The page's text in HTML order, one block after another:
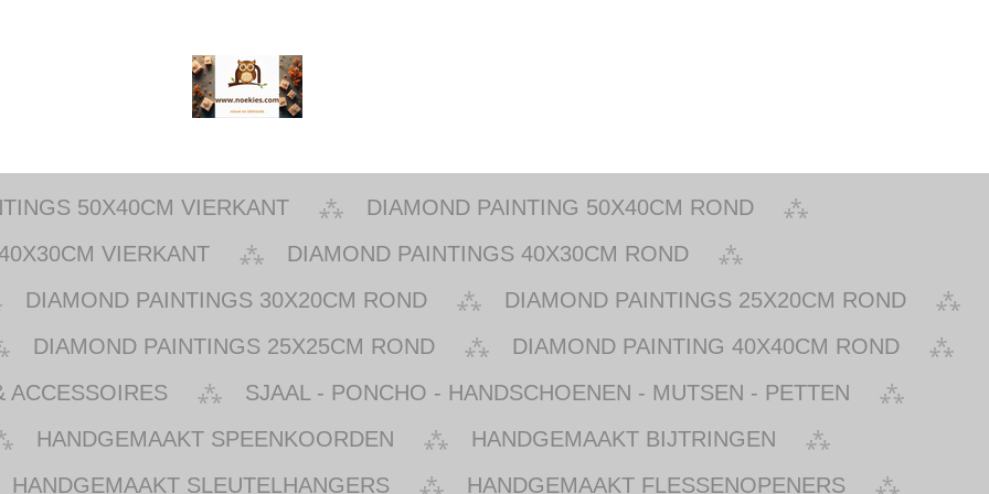
50X40CM VIERKANT
DIAMOND PAINTING 50X40CM ROND
VIERKANT
DIAMOND PAINTINGS 40X30CM ROND
DIAMOND PAINTINGS 30X20CM ROND
DIAMOND PAINTINGS 25X20CM ROND
DIAMOND PAINTINGS 25X25CM ROND
DIAMOND PAINTING 40X40CM ROND
ACCESSOIRES
SJAAL - PONCHO - HANDSCHOENEN - MUTSEN - PETTEN
HANDGEMAAKT SPEENKOORDEN
HANDGEMAAKT BIJTRINGEN
HANDGEMAAKT SLEUTELHANGERS
HANDGEMAAKT FLESSENOPENERS